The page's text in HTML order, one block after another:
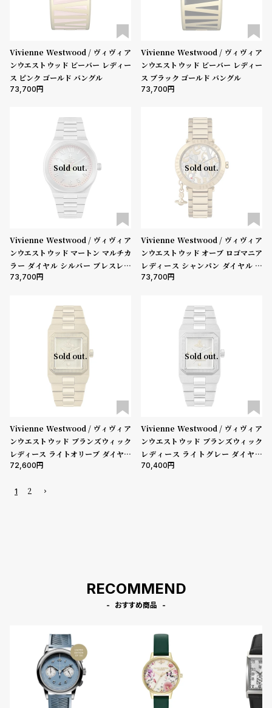
Vivienne Westwood / ヴィヴィア
ンウエストウッド ビーバー レディー
ス ピンク ゴールド バングル
73,700
Vivienne Westwood / ヴィヴィア
ンウエストウッド ビーバー レディー
ス ブラック ゴールド バングル
73,700
Sold out.
Vivienne Westwood / ヴィヴィア
ンウエストウッド マートン マルチカ
ラー ダイヤル シルバー ブレスレッ
ト
73,700
Sold out.
Vivienne Westwood / ヴィヴィア
ンウエストウッド オーブ ロゴマニア
レディース シャンパン ダイヤル ゴ
ールド ブレスレット
73,700
Sold out.
Vivienne Westwood / ヴィヴィア
ンウエストウッド ブランズウィック
レディース ライトオリーブ ダイヤル
ゴールド ブレスレット
72,600
Sold out.
Vivienne Westwood / ヴィヴィア
ンウエストウッド ブランズウィック
レディース ライトグレー ダイヤル
シルバー ブレスレット
70,400
1 2
RECOMMEND
おすすめ商品